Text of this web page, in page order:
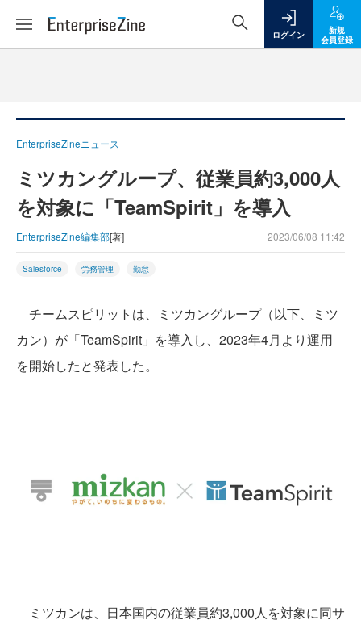
ログイン
新規
会員登録
EnterpriseZineニュース
ミツカングループ、従業員約3,000人
を対象に「TeamSpirit」を導入
EnterpriseZine編集部[著] 2023/06/08 11:42
Salesforce 労務管理 勤怠
チームスピリットは、ミツカングループ（以下、ミツ
カン）が「TeamSpirit」を導入し、2023年4月より運用
を開始したと発表した。
ミツカンは、日本国内の従業員約3,000人を対象に同サ